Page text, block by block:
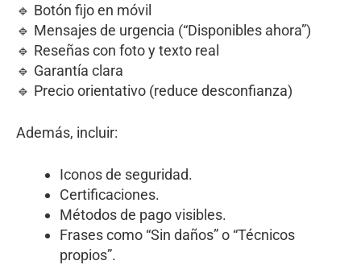
🔹 Botón fijo en móvil
🔹 Mensajes de urgencia (“Disponibles ahora”)
🔹 Reseñas con foto y texto real
🔹 Garantía clara
🔹 Precio orientativo (reduce desconfianza)
Además, incluir:
Iconos de seguridad.
Certificaciones.
Métodos de pago visibles.
Frases como “Sin daños” o “Técnicos
propios”.